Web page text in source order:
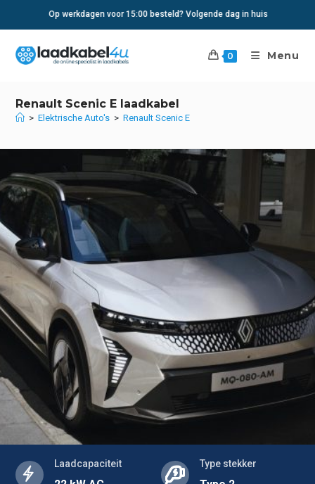
Op werkdagen voor 15:00 besteld? Volgende dag in huis
0 Menu
Renault Scenic E laadkabel
> Elektrische Auto's > Renault Scenic E
Laadcapaciteit Type stekker